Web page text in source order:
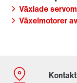
Växlade
Växelmotorer